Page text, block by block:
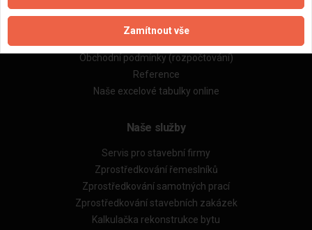
Zpracování a ochrana osobních údajů
Zásady pro používání souborů cookie
Obchodní podmínky (rozpočtování)
Reference
Naše excelové tabulky online
Naše služby
Servis pro stavební firmy
Zprostředkování řemeslníků
Zprostředkování samotných prací
Zprostředkování stavebních zakázek
Kalkulačka rekonstrukce bytu
Zamítnout vše